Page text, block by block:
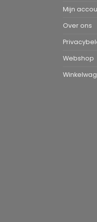
Mijn
Over ons
Webshop